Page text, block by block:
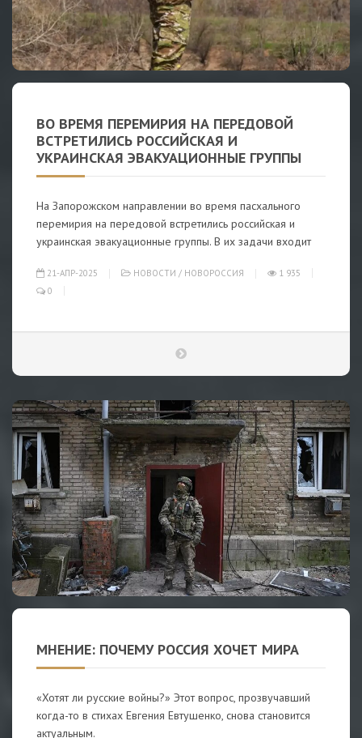
ВО ВРЕМЯ ПЕРЕМИРИЯ НА ПЕРЕДОВОЙ
ВСТРЕТИЛИСЬ РОССИЙСКАЯ И
УКРАИНСКАЯ ЭВАКУАЦИОННЫЕ ГРУППЫ
На Запорожском направлении во время пасхального
перемирия на передовой встретились российская и
украинская эвакуационные группы. В их задачи входит
21-АПР-2025 НОВОСТИ / НОВОРОССИЯ
1 935
0
МНЕНИЕ: ПОЧЕМУ РОССИЯ ХОЧЕТ МИРА
«Хотят ли русские войны?» Этот вопрос, прозвучавший
когда-то в стихах Евгения Евтушенко, снова становится
актуальным.